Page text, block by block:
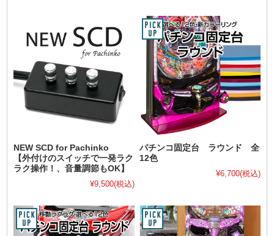
NEW SCD for Pachinko
【外付けのスイッチで一発ラク
ラク操作！、音量調節もOK】
¥9,500(税込)
パチンコ固定台 ラウンド 全
12色
¥6,700(税込)